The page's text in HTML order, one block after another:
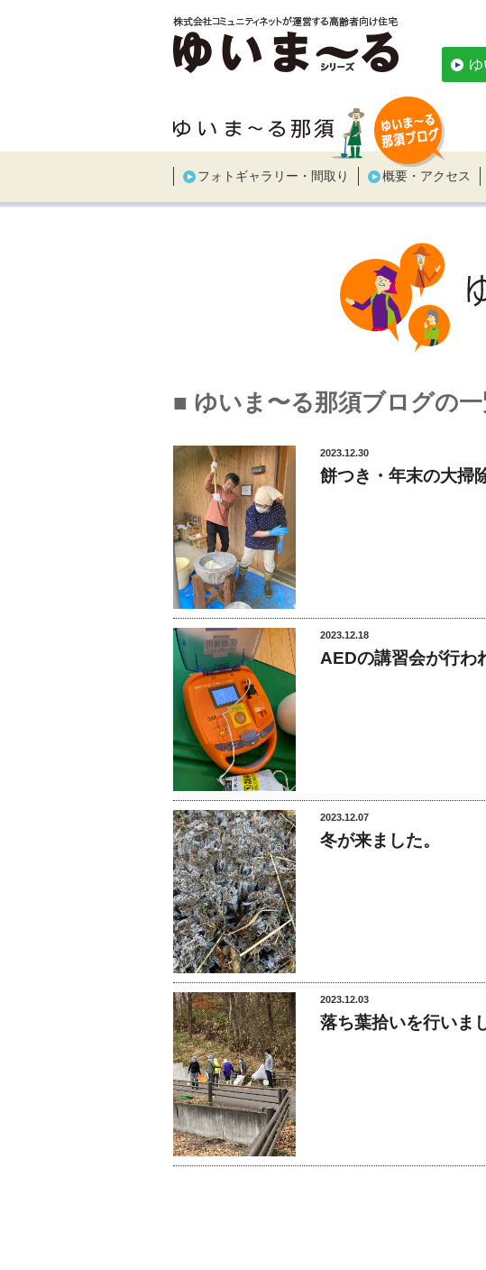
フォトギャラリー・間取り 概要・アクセス
■ ゆいま〜る那須ブログの
2023.12.30
餅つき・年末の大掃
2023.12.18
AEDの講習会が行わ
2023.12.07
冬が来ました。
2023.12.03
落ち葉拾いを行いま